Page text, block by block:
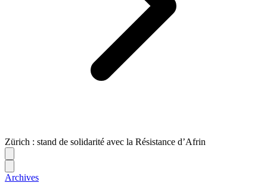
Zürich : stand de solidarité avec la Résistance d’Afrin
Archives